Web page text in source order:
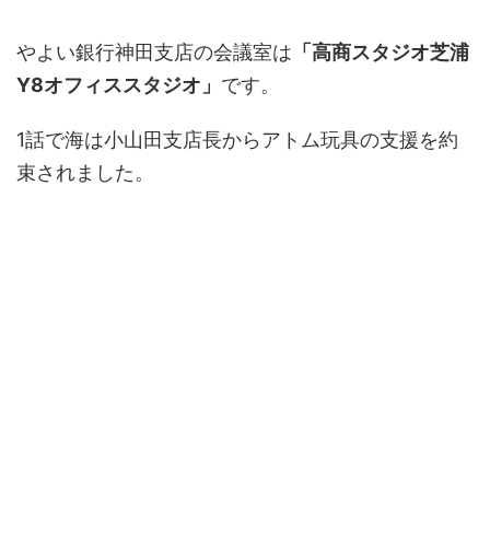
やよい銀行神田支店の会議室は 「 高商スタジオ芝浦
Y8オフィススタジオ 」 です。
1話で海は小山田支店長からアトム玩具の支援を約
束されました。